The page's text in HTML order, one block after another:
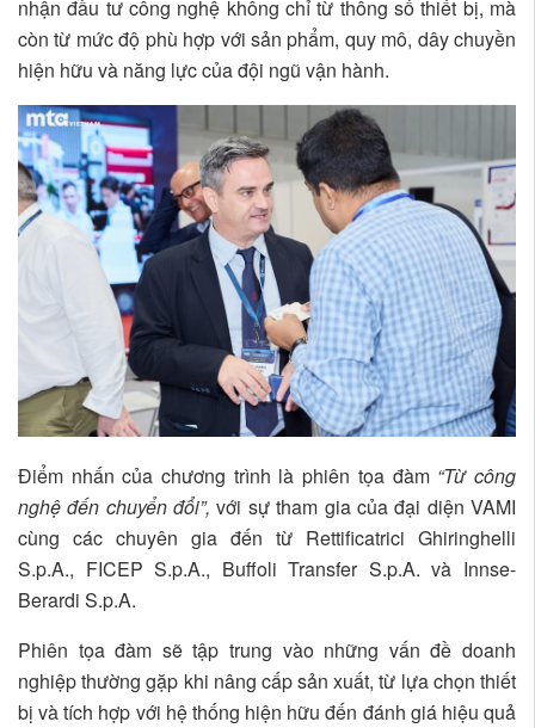
nhận đầu tư công nghệ không chỉ từ thông số thiết bị, mà
còn từ mức độ phù hợp với sản phẩm, quy mô, dây chuyền
hiện hữu và năng lực của đội ngũ vận hành.
Điểm nhấn của chương trình là phiên tọa đàm“Từ công
nghệ đến chuyển đổi”, với sự tham gia của đại diện VAMI
cùng các chuyên gia đến từ Rettificatrici Ghiringhelli
S.p.A., FICEP S.p.A., Buffoli Transfer S.p.A. và Innse-
Berardi S.p.A.
Phiên tọa đàm sẽ tập trung vào những vấn đề doanh
nghiệp thường gặp khi nâng cấp sản xuất, từ lựa chọn thiết
bị và tích hợp với hệ thống hiện hữu đến đánh giá hiệu quả